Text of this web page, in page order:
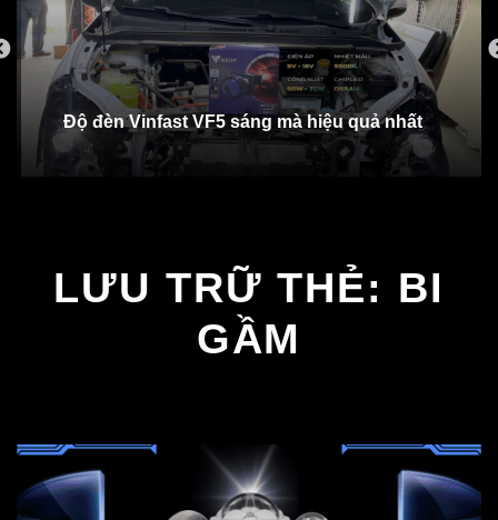
Độ đèn Vinfast VF5 sáng mà hiệu quả nhất
LƯU TRỮ THẺ: BI
GẦM